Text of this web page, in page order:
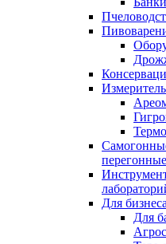
Для бизнеса
Для